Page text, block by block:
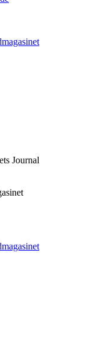
Journal